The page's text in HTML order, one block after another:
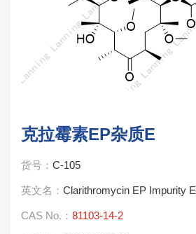
克拉霉素EP杂质E
货号： C-105
英文名： Clarithromycin EP Impurity E
CAS No.： 81103-14-2